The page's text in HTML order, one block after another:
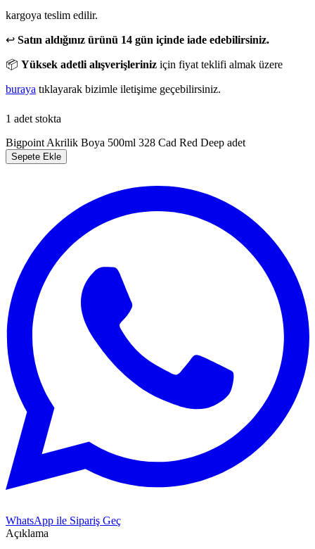
kargoya teslim edilir.
↩️ Satın aldığınız ürünü 14 gün içinde iade edebilirsiniz.
📦 Yüksek adetli alışverişleriniz için fiyat teklifi almak üzere
buraya tıklayarak bizimle iletişime geçebilirsiniz.
1 adet stokta
Bigpoint Akrilik Boya 500ml 328 Cad Red Deep adet
Sepete Ekle
WhatsApp ile Sipariş Geç
Açıklama